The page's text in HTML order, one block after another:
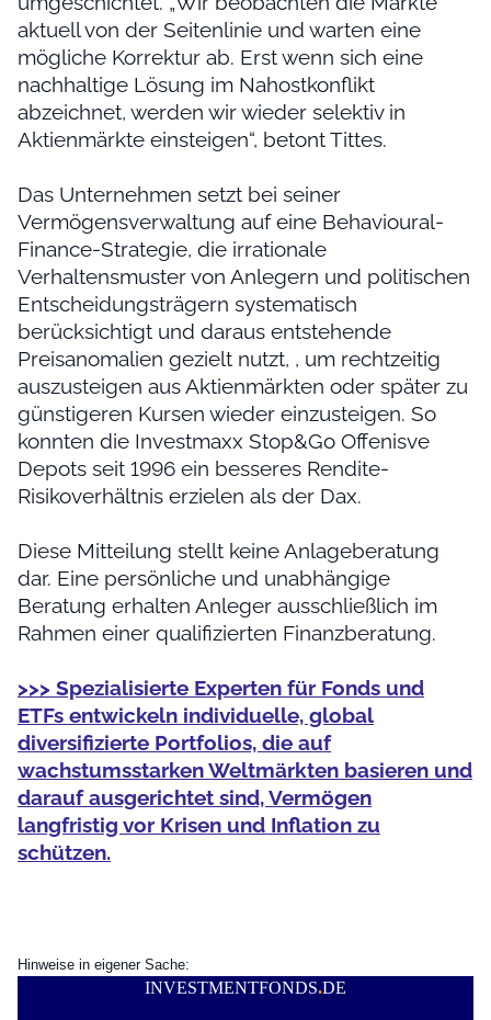
aktuell von der Seitenlinie und warten eine
mögliche Korrektur ab. Erst wenn sich eine
nachhaltige Lösung im Nahostkonflikt
abzeichnet, werden wir wieder selektiv in
Aktienmärkte einsteigen“, betont Tittes.
Das Unternehmen setzt bei seiner
Vermögensverwaltung auf eine Behavioural-
Finance-Strategie, die irrationale
Verhaltensmuster von Anlegern und politischen
Entscheidungsträgern systematisch
berücksichtigt und daraus entstehende
Preisanomalien gezielt nutzt, , um rechtzeitig
auszusteigen aus Aktienmärkten oder später zu
günstigeren Kursen wieder einzusteigen. So
konnten die Investmaxx Stop&Go Offenisve
Depots seit 1996 ein besseres Rendite-
Risikoverhältnis erzielen als der Dax.
Diese Mitteilung stellt keine Anlageberatung
dar. Eine persönliche und unabhängige
Beratung erhalten Anleger ausschließlich im
Rahmen einer qualifizierten Finanzberatung.
>>> Spezialisierte Experten für Fonds und
ETFs entwickeln individuelle, global
diversifizierte Portfolios, die auf
wachstumsstarken Weltmärkten basieren und
darauf ausgerichtet sind, Vermögen
langfristig vor Krisen und Inflation zu
schützen.
Hinweise in eigener Sache:
INVESTMENTFONDS.DE